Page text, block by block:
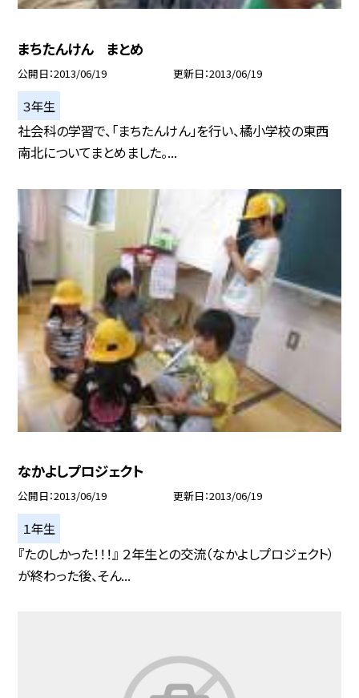
まちたんけん まとめ
公開日 2013/06/19 更新日 2013/06/19
３年生
社会科の学習で、「まちたんけん」を行い、橘小学校の東西
南北についてまとめました。...
なかよしプロジェクト
公開日 2013/06/19 更新日 2013/06/19
１年生
『たのしかった！！！』 ２年生との交流（なかよしプロジェクト）
が終わった後、そん...